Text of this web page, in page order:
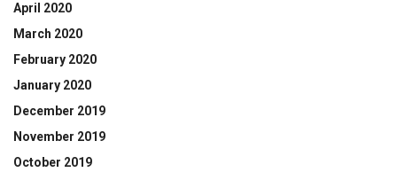
April 2020
March 2020
February 2020
January 2020
December 2019
November 2019
October 2019